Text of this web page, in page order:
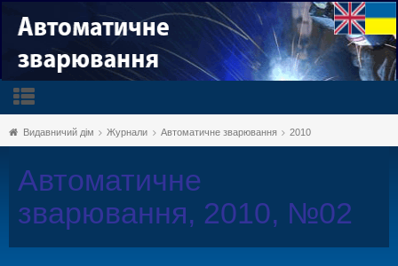
Видавничий дім Журнали Автоматичне зварювання 2010
Автоматичне
зварювання, 2010, №02